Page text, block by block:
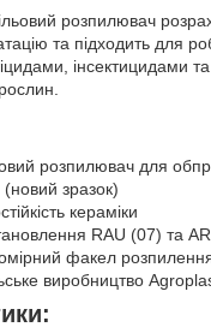
розпилювач
та підходить для
інсектицидами
розпилювач для
зразок)
кераміки
RAU (07) та
факел
виробництво